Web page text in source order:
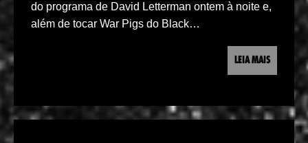
do programa de David Letterman ontem à noite e,
além de tocar War Pigs do Black…
LEIA MAIS